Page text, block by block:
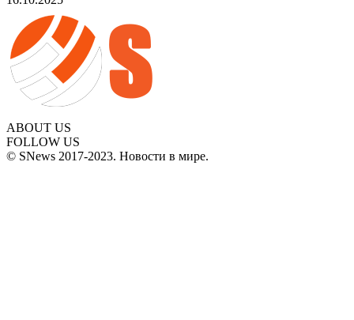
ABOUT US
FOLLOW US
© SNews 2017-2023. Новости в мире.